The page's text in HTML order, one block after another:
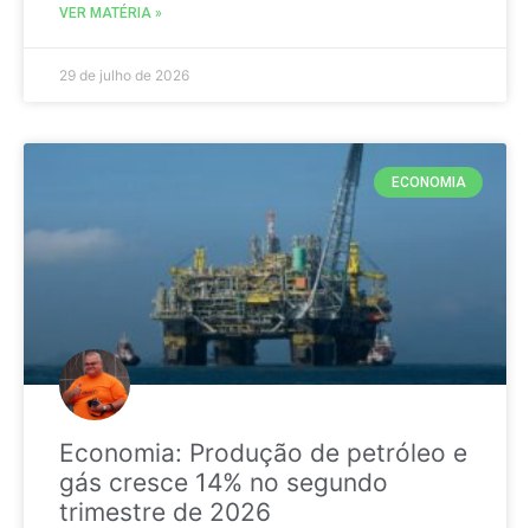
VER MATÉRIA »
29 de julho de 2026
ECONOMIA
Economia: Produção de petróleo e
gás cresce 14% no segundo
trimestre de 2026